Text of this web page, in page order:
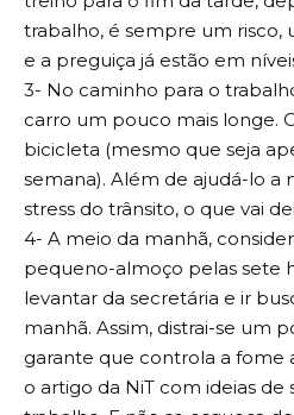
trabalho, é sempre um risco,
e a preguiça já estão em
3- No caminho para o
carro um pouco mais longe.
bicicleta (mesmo que seja
semana). Além de ajudá-lo a
stress do trânsito, o que vai
4- A meio da manhã,
pequeno-almoço pelas sete
levantar da secretária e ir
manhã. Assim, distrai-se um
garante que controla a fome
o artigo da NiT com ideias de